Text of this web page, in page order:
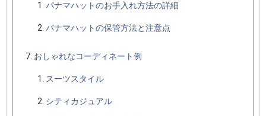
パナマハットのお手入れ方法の詳細
パナマハットの保管方法と注意点
おしゃれなコーディネート例
スーツスタイル
シティカジュアル